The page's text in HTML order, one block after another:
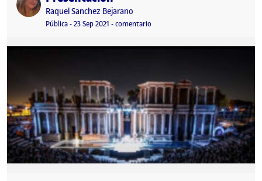
Publicado por
Raquel Sanchez Bejarano
Visibilidad:
Pública-Fecha de publicación
23 Sep 2021 15 enero, 2022 1:28 pm
-comentario